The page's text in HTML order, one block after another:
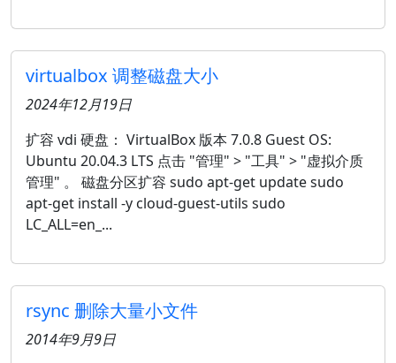
virtualbox 调整磁盘大小
2024年12月19日
扩容 vdi 硬盘： VirtualBox 版本 7.0.8 Guest OS:
Ubuntu 20.04.3 LTS 点击 "管理" > "工具" > "虚拟介质
管理" 。 磁盘分区扩容 sudo apt-get update sudo
apt-get install -y cloud-guest-utils sudo
LC_ALL=en_...
rsync 删除大量小文件
2014年9月9日